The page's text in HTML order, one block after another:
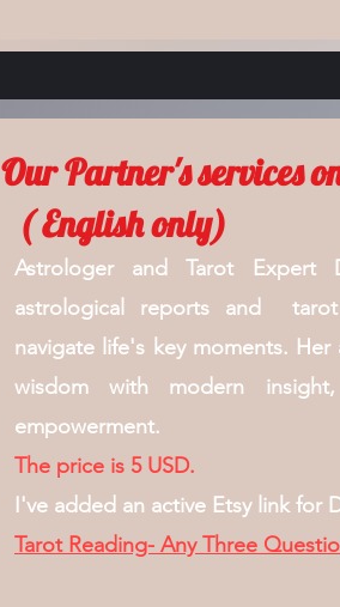
Our Partner's services
( English only)
Astrologer and Tarot Expert
astrological reports and
navigate life's key moments.
wisdom with modern
empowerment.
The price is 5 USD.
I've added an active Etsy link for
Tarot Reading- Any Three